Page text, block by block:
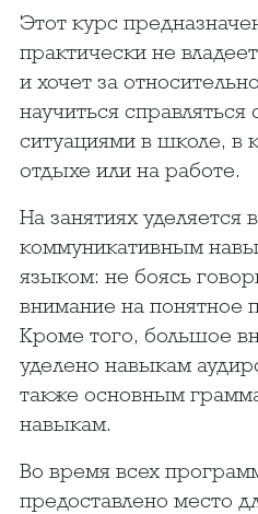
Этот курс
практически не
и хочет за
научиться
ситуациями в школе, в
отдыхе или на работе.
На занятиях уделяется
коммуникативным
языком: не боясь
внимание на понятное
Кроме того, большое
уделено навыкам
также основным
навыкам.
Во время всех
предоставлено место